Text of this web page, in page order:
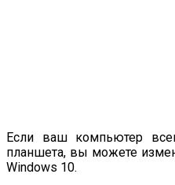
Если ваш компьютер
планшета, вы можете
Windows 10.